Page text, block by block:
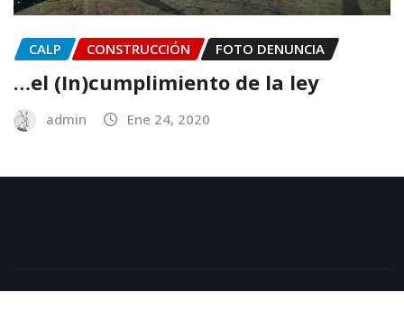
CALP CONSTRUCCIÓN FOTO DENUNCIA
…el (In)cumplimiento de la ley
admin Ene 24, 2020